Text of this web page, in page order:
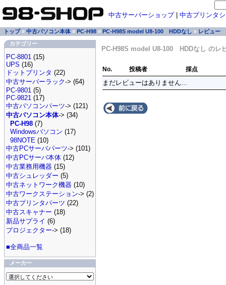
中古サーバーショップ| 中古プリンタ
トップ» 中古パソコン本体 » PC-H98 » PC-H98S model U8-100 HDDなし » レビュー
カテゴリー
PC-8801 (15)
UPS (16)
ドットプリンタ (22)
中古サーバーラック-> (64)
PC-9801 (5)
PC-9821 (17)
中古パソコンパーツ-> (121)
中古パソコン本体-> (34)
PC-H98 (7)
Windowsパソコン (17)
98NOTE (10)
中古PCサーバパーツ-> (101)
中古PCサーバ本体 (12)
中古業務用機器 (15)
中古シュレッダー (5)
中古ネットワーク機器 (10)
中古ワークステーション-> (2)
中古プリンタパーツ (22)
中古スキャナー (18)
新品サプライ (6)
プロジェクター-> (18)
■全商品一覧
メーカー
PC-H98S model U8-100 HDDなし のレ
No. 投稿者 採点
まだレビューはありません...